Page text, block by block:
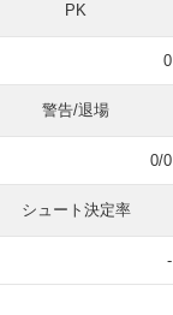
PK
0
警告/退場
0/0
シュート決定率
-